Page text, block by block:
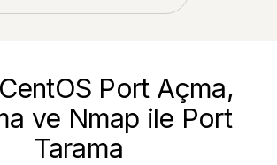
Port Açma,
ve Nmap ile Port
Tarama